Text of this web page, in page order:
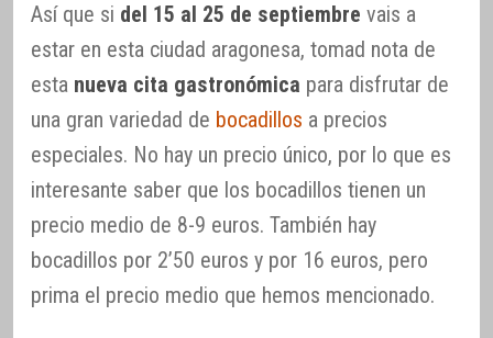
Así que si del 15 al 25 de septiembre vais a
estar en esta ciudad aragonesa, tomad nota de
esta nueva cita gastronómica para disfrutar de
una gran variedad de bocadillos a precios
especiales. No hay un precio único, por lo que es
interesante saber que los bocadillos tienen un
precio medio de 8-9 euros. También hay
bocadillos por 2’50 euros y por 16 euros, pero
prima el precio medio que hemos mencionado.